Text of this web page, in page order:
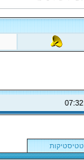
07:32